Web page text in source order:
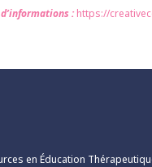
: https://
en Éducation